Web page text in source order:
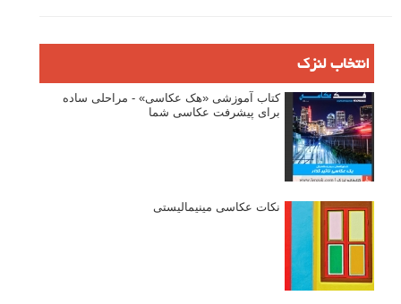
انتخاب لنزک
کتاب آموزشی «هک عکاسی» - مراحلی ساده
برای پیشرفت عکاسی شما
نکات عکاسی مینیمالیستی